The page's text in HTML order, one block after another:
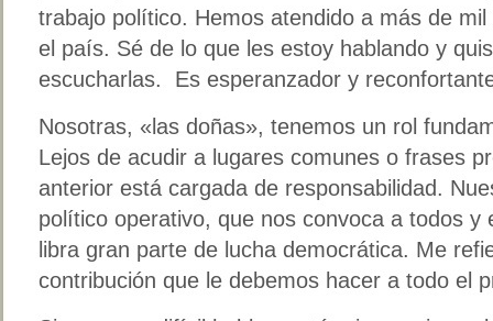
trabajo político. Hemos atendido a más de
el país. Sé de lo que les estoy hablando y
escucharlas. Es esperanzador y
Nosotras, «las doñas», tenemos un rol
Lejos de acudir a lugares comunes o frases
anterior está cargada de responsabilidad.
político operativo, que nos convoca a todos y
libra gran parte de lucha democrática. Me
contribución que le debemos hacer a todo el